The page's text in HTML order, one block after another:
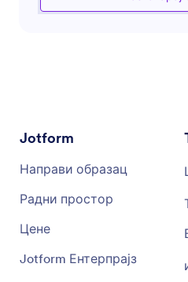
ефикасних догађаја за
средстава или праћењу
прикупљању средстава,
да подржи ваше циљеве.
Jotform
Направи образац
Радни простор
Цене
Jotform Ентерпрајз